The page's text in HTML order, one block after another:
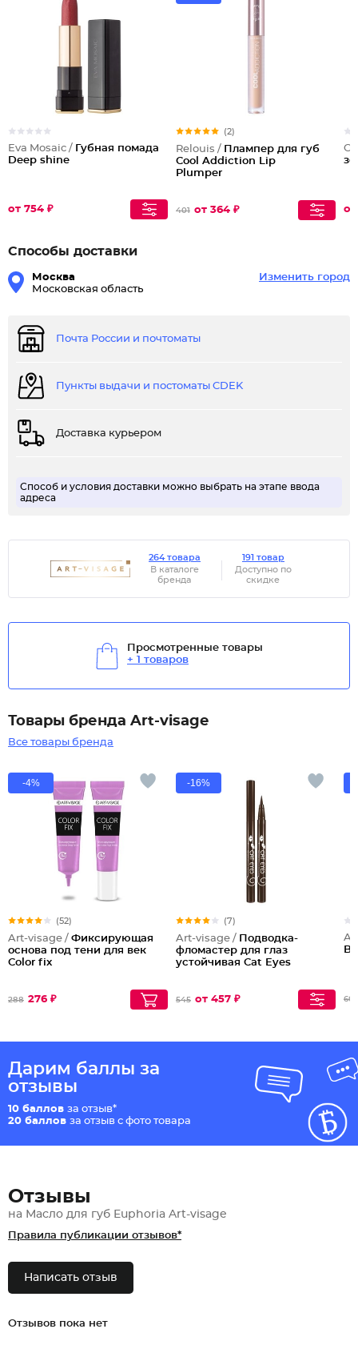
Eva Mosaic / Губная помада
Deep shine
от 754 ₽
(2)
Relouis / Плампер для губ
Cool Addiction Lip
Plumper
401 от 364 ₽
Способы доставки
Москва
Московская область
Изменить город
Почта России и почтоматы
Пункты выдачи и постоматы CDEK
Доставка курьером
Способ и условия доставки можно выбрать на этапе ввода
адреса
264 товара
В каталоге
бренда
191 товар
Доступно по
скидке
Просмотренные товары
+ 1 товаров
Товары бренда Art-visage
Все товары бренда
-4%
(52)
Art-visage / Фиксирующая
основа под тени для век
Color fix
288 276 ₽
-16%
(7)
Art-visage / Подводка-
фломастер для глаз
устойчивая Cat Eyes
545 от 457 ₽ 606
Дарим баллы за
отзывы
10 баллов за отзыв*
20 баллов за отзыв с фото товара
Отзывы
на Масло для губ Euphoria Art-visage
Правила публикации отзывов*
Написать отзыв
Отзывов пока нет